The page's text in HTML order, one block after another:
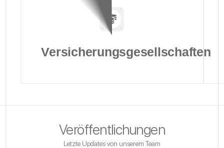
Versicherungsgesellschaften
Veröffentlichungen
Letzte Updates von unserem Team